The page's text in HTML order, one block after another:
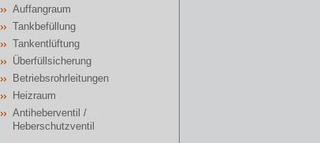
Auffangraum
Tankbefüllung
Tankentlüftung
Überfüllsicherung
Betriebsrohrleitungen
Heizraum
Antiheberventil /
Heberschutzventil